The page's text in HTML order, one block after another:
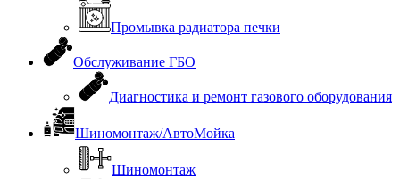
Промывка радиатора печки
Обслуживание ГБО
Диагностика и ремонт газового оборудования
Шиномонтаж/АвтоМойка
Шиномонтаж